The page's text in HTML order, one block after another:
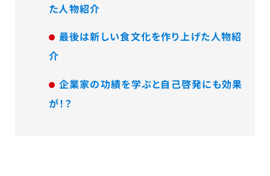
た人物紹介
最後は新しい食文化を作り上げた人物紹
介
企業家の功績を学ぶと自己啓発にも効果
が！？